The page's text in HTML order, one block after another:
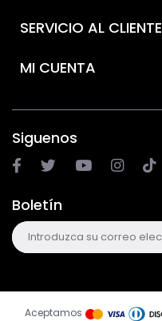
SERVICIO AL CLIENTE
MI CUENTA
Siguenos
Boletín
Aceptamos